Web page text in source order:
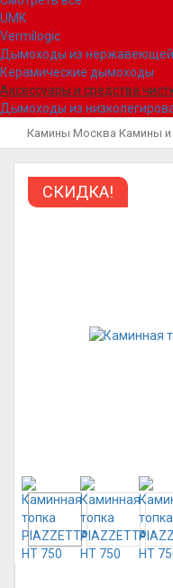
UMK
Vermilogic
Дымоходы из нержавеющей
Керамические дымоходы
Аксессуары и средства
Дымоходы из
Камины Москва Камины и
СКИДКА!